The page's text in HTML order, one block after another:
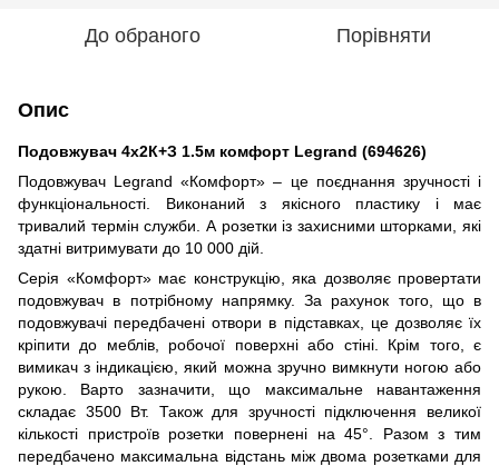
До обраного Порівняти
Опис
Подовжувач 4x2К+З 1.5м комфорт Legrand (694626)
Подовжувач Legrand «Комфорт» – це поєднання зручності і
функціональності. Виконаний з якісного пластику і має
тривалий термін служби. А розетки із захисними шторками, які
здатні витримувати до 10 000 дій.
Серія «Комфорт» має конструкцію, яка дозволяє провертати
подовжувач в потрібному напрямку. За рахунок того, що в
подовжувачі передбачені отвори в підставках, це дозволяє їх
кріпити до меблів, робочої поверхні або стіні. Крім того, є
вимикач з індикацією, який можна зручно вимкнути ногою або
рукою. Варто зазначити, що максимальне навантаження
складає 3500 Вт. Також для зручності підключення великої
кількості пристроїв розетки повернені на 45°. Разом з тим
передбачено максимальна відстань між двома розетками для